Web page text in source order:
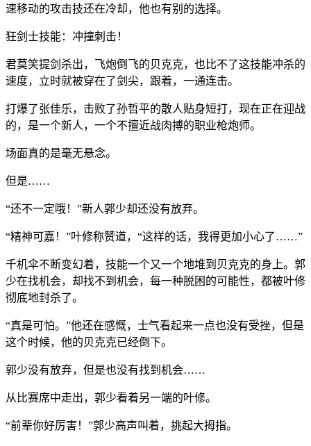
速移动的攻击技还在冷却，他也有别的选择。
狂剑士技能：冲撞刺击！
君莫笑提剑杀出，飞炮倒飞的贝克克，也比不了这技能冲杀的
速度，立时就被穿在了剑尖，跟着，一通连击。
打爆了张佳乐，击败了孙哲平的散人贴身短打，现在正在迎战
的，是一个新人，一个不擅近战肉搏的职业枪炮师。
场面真的是毫无悬念。
但是……
“还不一定哦！”新人郭少却还没有放弃。
“精神可嘉！”叶修称赞道，“这样的话，我得更加小心了……”
千机伞不断变幻着，技能一个又一个地堆到贝克克的身上。郭
少在找机会，却找不到机会，每一种脱困的可能性，都被叶修
彻底地封杀了。
“真是可怕。”他还在感慨，士气看起来一点也没有受挫，但是
这个时候，他的贝克克已经倒下。
郭少没有放弃，但是也没有找到机会……
从比赛席中走出，郭少看着另一端的叶修。
“前辈你好厉害！”郭少高声叫着，挑起大拇指。